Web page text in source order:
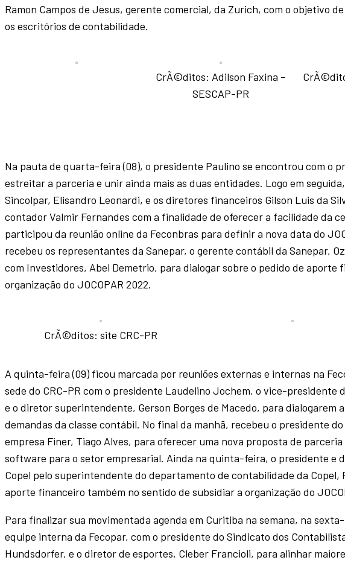
Ramon Campos de Jesus, gerente comercial, da Zurich, com o objetivo
os escritórios de contabilidade.
CrÃ©ditos: Adilson Faxina –
SESCAP-PR
Na pauta de quarta-feira (08), o presidente Paulino se encontrou com o
estreitar a parceria e unir ainda mais as duas entidades. Logo em
Sincolpar, Elisandro Leonardi, e os diretores financeiros Gilson Luis da
contador Valmir Fernandes com a finalidade de oferecer a facilidade da
participou da reunião online da Feconbras para definir a nova data do
recebeu os representantes da Sanepar, o gerente contábil da Sanepar,
com Investidores, Abel Demetrio, para dialogar sobre o pedido de aporte
organização do JOCOPAR 2022.
CrÃ©ditos: site CRC-PR
A quinta-feira (09) ficou marcada por reuniões externas e internas na
sede do CRC-PR com o presidente Laudelino Jochem, o vice-presidente
e o diretor superintendente, Gerson Borges de Macedo, para dialogarem
demandas da classe contábil. No final da manhã, recebeu o presidente
empresa Finer, Tiago Alves, para oferecer uma nova proposta de
software para o setor empresarial. Ainda na quinta-feira, o presidente e
Copel pelo superintendente do departamento de contabilidade da
aporte financeiro também no sentido de subsidiar a organização do
Para finalizar sua movimentada agenda em Curitiba na semana, na
equipe interna da Fecopar, com o presidente do Sindicato dos
Hundsdorfer, e o diretor de esportes, Cleber Francioli, para alinhar